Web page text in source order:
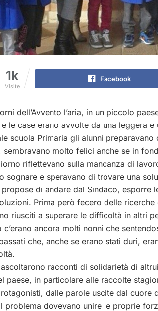
1k
Visite
Facebook
dell’Avvento l’aria, in un piccolo
le case erano avvolte da una leggera e
scuola Primaria gli alunni
sembravano molto felici anche se in
riflettevano sulla mancanza di
sognare e speravano di trovare una
propose di andare dal Sindaco, esporre
Prima però fecero delle
riusciti a superare le difficoltà in altri
c’erano ancora molti nonni che
che, anche se erano stati duri,
racconti di solidarietà di
paese, in particolare alle raccolte
dalle parole uscite dal cuore
problema dovevano unire le proprie